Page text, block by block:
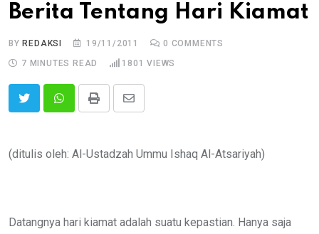
Berita Tentang Hari Kiamat
BYREDAKSI 19/11/2011 0 COMMENTS
7 MINUTES READ
1801 VIEWS
Print
Share
Email
(ditulis oleh: Al-Ustadzah Ummu Ishaq Al-Atsariyah)
Datangnya hari kiamat adalah suatu kepastian. Hanya saja